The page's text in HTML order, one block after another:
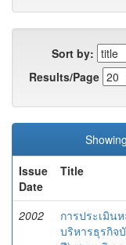
Sort by:
Results/Page
Issue
Date
Title
2002
การประเมิน
บริหารธุรกิจ